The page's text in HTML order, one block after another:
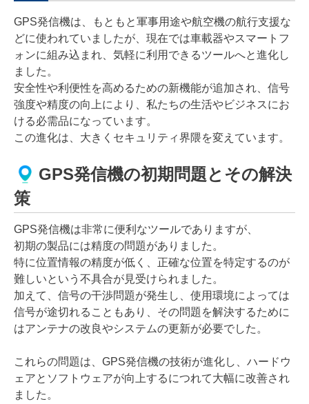
GPS発信機は、もともと軍事用途や航空機の航行支援な
どに使われていましたが、現在では車載器やスマートフ
ォンに組み込まれ、気軽に利用できるツールへと進化し
ました。
安全性や利便性を高めるための新機能が追加され、信号
強度や精度の向上により、私たちの生活やビジネスにお
ける必需品になっています。
この進化は、大きくセキュリティ界隈を変えています。
GPS発信機の初期問題とその解決
策
GPS発信機は非常に便利なツールでありますが、
初期の製品には精度の問題がありました。
特に位置情報の精度が低く、正確な位置を特定するのが
難しいという不具合が見受けられました。
加えて、信号の干渉問題が発生し、使用環境によっては
信号が途切れることもあり、その問題を解決するために
はアンテナの改良やシステムの更新が必要でした。
これらの問題は、GPS発信機の技術が進化し、ハードウ
ェアとソフトウェアが向上するにつれて大幅に改善され
ました。